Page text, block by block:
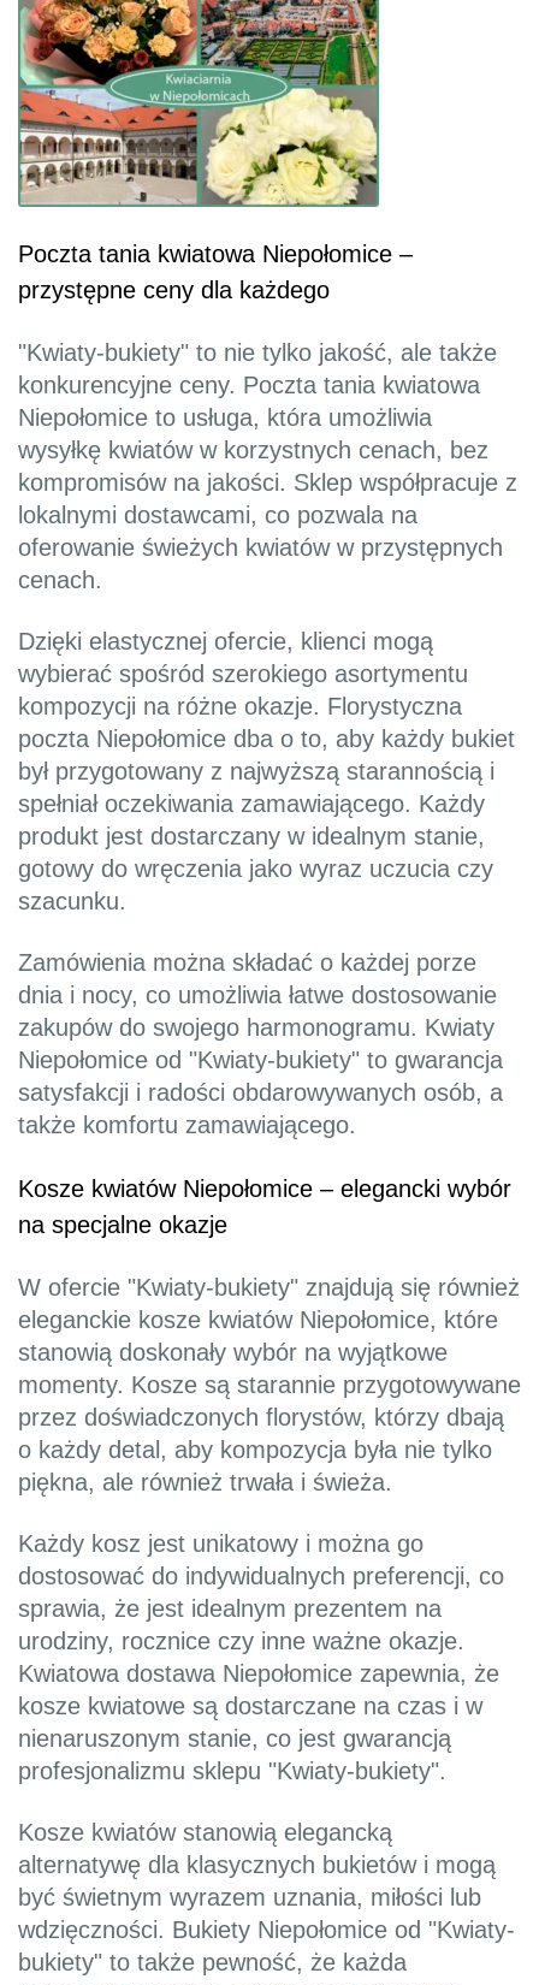
Poczta tania kwiatowa Niepołomice –
przystępne ceny dla każdego
"Kwiaty-bukiety" to nie tylko jakość, ale także
konkurencyjne ceny. Poczta tania kwiatowa
Niepołomice to usługa, która umożliwia
wysyłkę kwiatów w korzystnych cenach, bez
kompromisów na jakości. Sklep współpracuje z
lokalnymi dostawcami, co pozwala na
oferowanie świeżych kwiatów w przystępnych
cenach.
Dzięki elastycznej ofercie, klienci mogą
wybierać spośród szerokiego asortymentu
kompozycji na różne okazje. Florystyczna
poczta Niepołomice dba o to, aby każdy bukiet
był przygotowany z najwyższą starannością i
spełniał oczekiwania zamawiającego. Każdy
produkt jest dostarczany w idealnym stanie,
gotowy do wręczenia jako wyraz uczucia czy
szacunku.
Zamówienia można składać o każdej porze
dnia i nocy, co umożliwia łatwe dostosowanie
zakupów do swojego harmonogramu. Kwiaty
Niepołomice od "Kwiaty-bukiety" to gwarancja
satysfakcji i radości obdarowywanych osób, a
także komfortu zamawiającego.
Kosze kwiatów Niepołomice – elegancki wybór
na specjalne okazje
W ofercie "Kwiaty-bukiety" znajdują się również
eleganckie kosze kwiatów Niepołomice, które
stanowią doskonały wybór na wyjątkowe
momenty. Kosze są starannie przygotowywane
przez doświadczonych florystów, którzy dbają
o każdy detal, aby kompozycja była nie tylko
piękna, ale również trwała i świeża.
Każdy kosz jest unikatowy i można go
dostosować do indywidualnych preferencji, co
sprawia, że jest idealnym prezentem na
urodziny, rocznice czy inne ważne okazje.
Kwiatowa dostawa Niepołomice zapewnia, że
kosze kwiatowe są dostarczane na czas i w
nienaruszonym stanie, co jest gwarancją
profesjonalizmu sklepu "Kwiaty-bukiety".
Kosze kwiatów stanowią elegancką
alternatywę dla klasycznych bukietów i mogą
być świetnym wyrazem uznania, miłości lub
wdzięczności. Bukiety Niepołomice od "Kwiaty-
bukiety" to także pewność, że każda